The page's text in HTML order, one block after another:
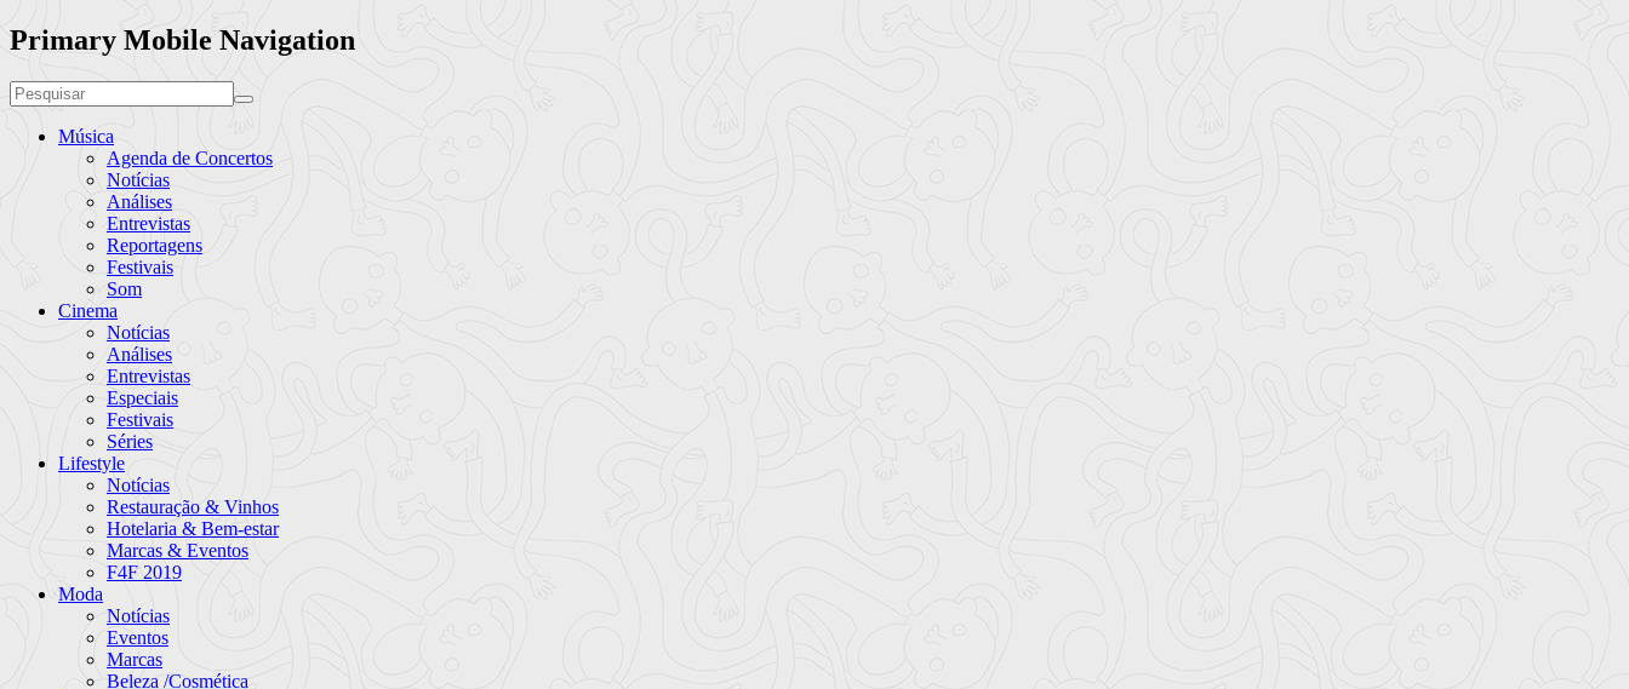
Primary Mobile Navigation
Música
Agenda de Concertos
Notícias
Análises
Entrevistas
Reportagens
Festivais
Som
Cinema
Notícias
Análises
Entrevistas
Especiais
Festivais
Séries
Lifestyle
Notícias
Restauração & Vinhos
Hotelaria & Bem-estar
Marcas & Eventos
F4F 2019
Moda
Notícias
Eventos
Marcas
Beleza /Cosmética